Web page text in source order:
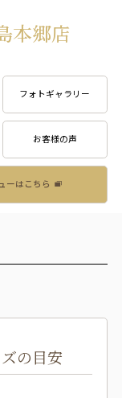
本郷店
フォトギャラリー
お客様の声
ーはこちら
の目安